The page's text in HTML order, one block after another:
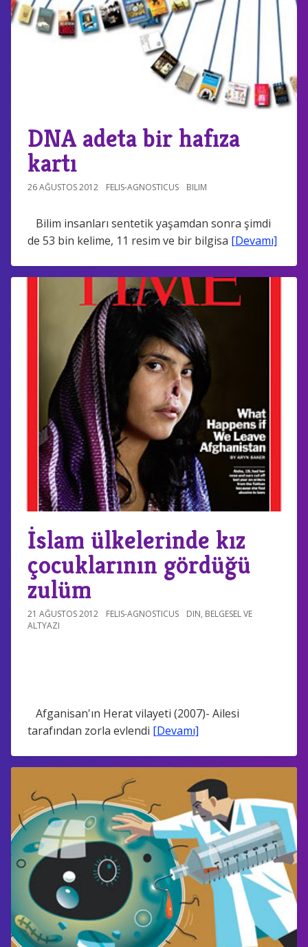
DNA adeta bir hafıza
kartı
26 AĞUSTOS 2012 FELIS-AGNOSTICUS BILIM
Bilim insanları sentetik yaşamdan sonra şimdi
de 53 bin kelime, 11 resim ve bir bilgisa [Devamı]
İslam ülkelerinde kız
çocuklarının gördüğü
zulüm
21 AĞUSTOS 2012 FELIS-AGNOSTICUS DIN, BELGESEL VE
ALTYAZI
Afganisan'ın Herat vilayeti (2007)- Ailesi
tarafından zorla evlendi [Devamı]